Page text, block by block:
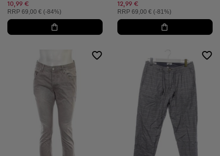
10,99 €
Unverbindliche Preisempfehlung:
RRP 69,00 € (-84%)
12,99 €
Unverbindliche Preisempfehlung:
RRP 69,00 € (-81%)